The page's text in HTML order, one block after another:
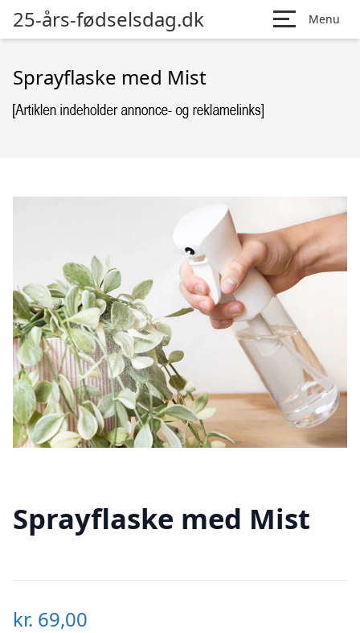
25-års-fødselsdag.dk Menu
Sprayflaske med Mist
Sprayflaske med Mist
kr. 69,00